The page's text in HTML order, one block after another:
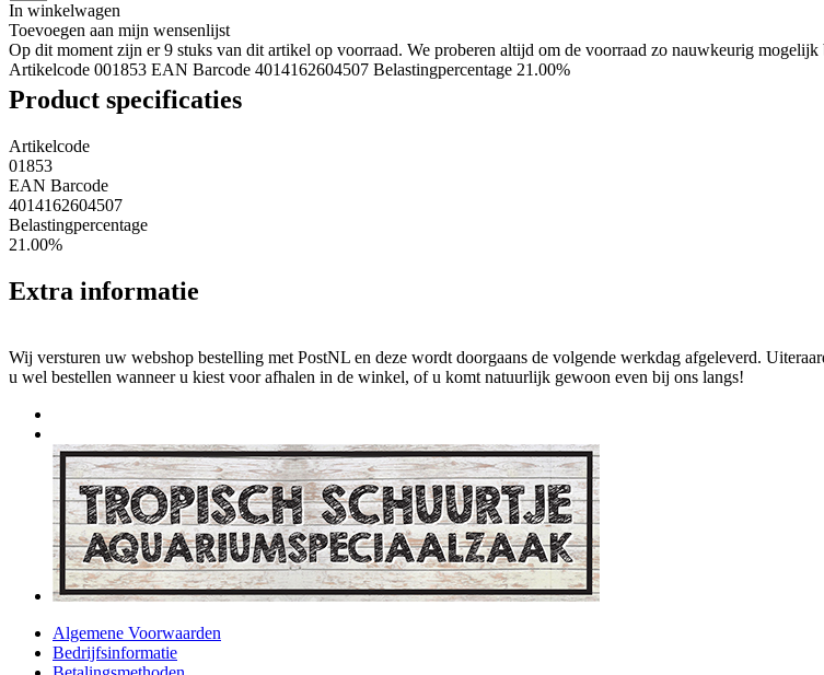
In winkelwagen
Toevoegen aan mijn wensenlijst
Op dit moment zijn er 9 stuks van dit artikel op voorraad. We proberen altijd om de voorraad zo nauwkeurig
Artikelcode 001853 EAN Barcode 4014162604507 Belastingpercentage 21.00%
Product specificaties
Artikelcode
01853
EAN Barcode
4014162604507
Belastingpercentage
21.00%
Extra informatie
Wij versturen uw webshop bestelling met PostNL en deze wordt doorgaans de volgende werkdag afgeleverd.
u wel bestellen wanneer u kiest voor afhalen in de winkel, of u komt natuurlijk gewoon even bij ons langs!
Algemene Voorwaarden
Bedrijfsinformatie